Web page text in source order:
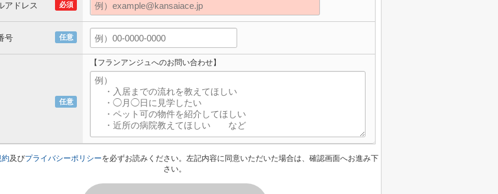
必須
アドレス
任意
号
任意
【フランアンジュへのお問い合わせ】
及びプライバシーポリシーを必ずお読みください。左記内容に同意いただいた場合は、確認画面へお進み下
さい。